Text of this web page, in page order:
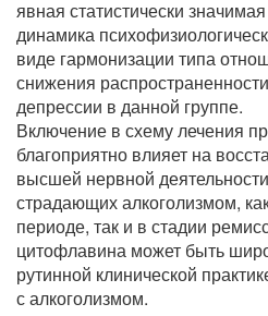
явная статистически
динамика
виде гармонизации типа
снижения
депрессии в данной группе.
Включение в схему лечения
благоприятно влияет на
высшей нервной
страдающих алкоголизмом,
периоде, так и в стадии
цитофлавина может быть
рутинной клинической
с алкоголизмом.